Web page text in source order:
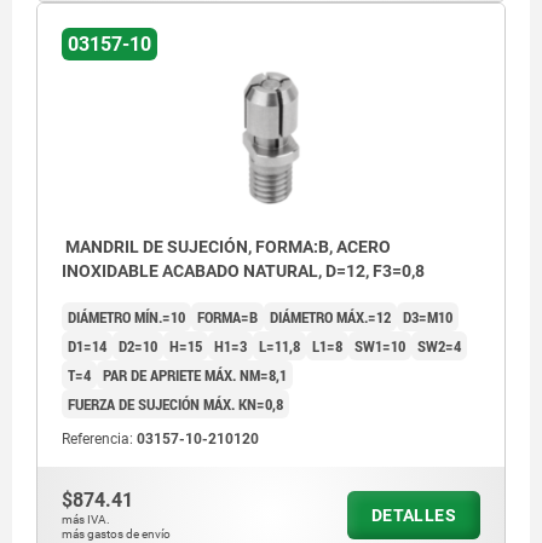
03157-10
MANDRIL DE SUJECIÓN, FORMA:B, ACERO
INOXIDABLE ACABADO NATURAL, D=12, F3=0,8
DIÁMETRO MÍN.=10 FORMA=B DIÁMETRO MÁX.=12 D3=M10
D1=14 D2=10 H=15 H1=3 L=11,8 L1=8 SW1=10 SW2=4
T=4 PAR DE APRIETE MÁX. NM=8,1
FUERZA DE SUJECIÓN MÁX. KN=0,8
Referencia: 03157-10-210120
$874.41
más IVA.
más gastos de envío
DETALLES